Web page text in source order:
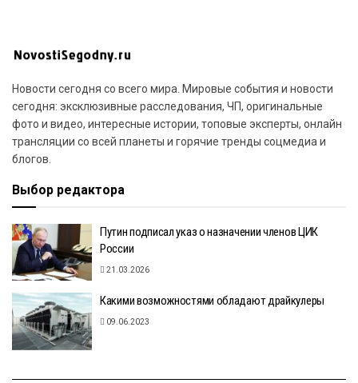
Новости сегодня со всего мира. Мировые события и новости
сегодня: эксклюзивные расследования, ЧП, оригинальные
фото и видео, интересные истории, топовые эксперты, онлайн
трансляции со всей планеты и горячие тренды соцмедиа и
блогов.
Выбор редактора
Путин подписал указ о назначении членов ЦИК
России
21.03.2026
Какими возможностями обладают драйкулеры
09.06.2023